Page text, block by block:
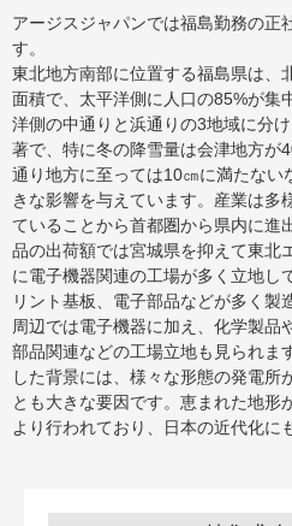
アージスジャパンでは福島勤務の正
す。
東北地方南部に位置する福島県は、
面積で、太平洋側に人口の85%が集
洋側の中通りと浜通りの3地域に分
著で、特に冬の降雪量は会津地方が
通り地方に至っては10㎝に満たない
きな影響を与えています。産業は多
ていることから首都圏から県内に進
品の出荷額では宮城県を抑えて東北
に電子機器関連の工場が多く立地し
リント基板、電子部品などが多く製
周辺では電子機器に加え、化学製品
部品関連などの工場立地も見られま
した背景には、様々な形態の発電所
とも大きな要因です。恵まれた地形
より行われており、日本の近代化に